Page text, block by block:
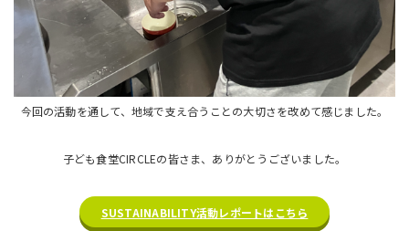
今回の活動を通して、地域で支え合うことの大切さを改めて感じました。
子ども食堂CIRCLEの皆さま、ありがとうございました。
SUSTAINABILITY活動レポートはこちら